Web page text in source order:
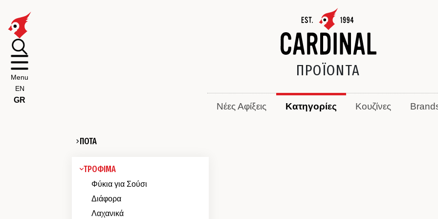
EN
GR
Menu ΠΡΟΪΟΝΤΑ
Νέες Αφίξεις Κατηγορίες Κουζίνες
ΠΟΤΑ
ΤΡΟΦΙΜΑ
Φύκια για Σούσι
Διάφορα
Λαχανικά